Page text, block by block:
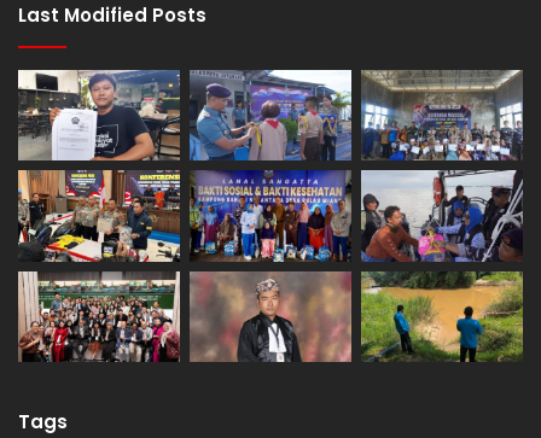
Last Modified Posts
Tags